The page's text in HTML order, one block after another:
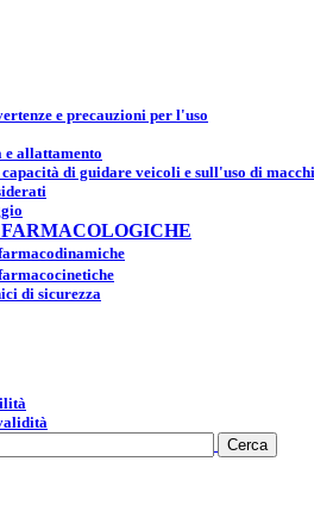
e precauzioni per l'uso
e allattamento
di guidare veicoli e sull'uso di
FARMACOLOGICHE
di sicurezza